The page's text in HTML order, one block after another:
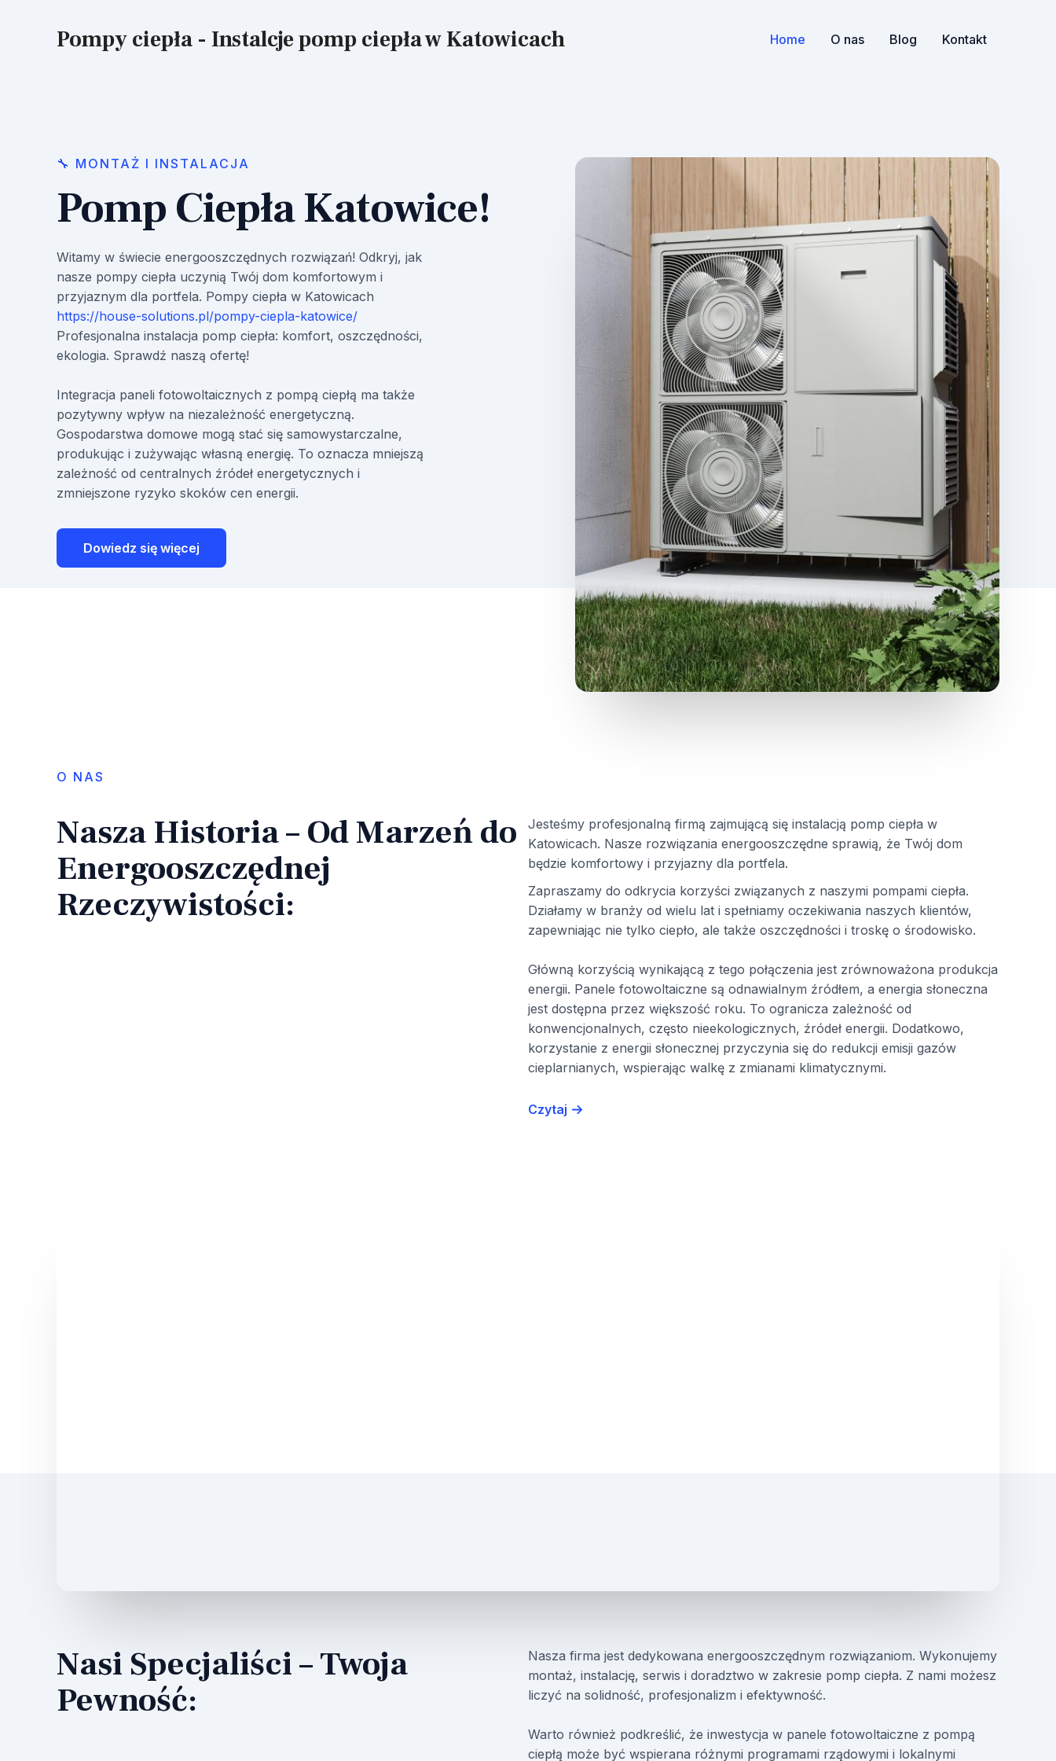
Pompy ciepła - Instalcje pomp ciepła w Katowicach Home O nas Blog Kontakt
🔧 MONTAŻ I INSTALACJA
Pomp Ciepła Katowice!
Witamy w świecie energooszczędnych rozwiązań! Odkryj, jak
nasze pompy ciepła uczynią Twój dom komfortowym i
przyjaznym dla portfela. Pompy ciepła w Katowicach
https://house-solutions.pl/pompy-ciepla-katowice/
Profesjonalna instalacja pomp ciepła: komfort, oszczędności,
ekologia. Sprawdź naszą ofertę!
Integracja paneli fotowoltaicznych z pompą ciepłą ma także
pozytywny wpływ na niezależność energetyczną.
Gospodarstwa domowe mogą stać się samowystarczalne,
produkując i zużywając własną energię. To oznacza mniejszą
zależność od centralnych źródeł energetycznych i
zmniejszone ryzyko skoków cen energii.
Dowiedz się więcej
O NAS
Nasza Historia – Od Marzeń do
Energooszczędnej
Rzeczywistości:
Jesteśmy profesjonalną firmą zajmującą się instalacją pomp ciepła w
Katowicach. Nasze rozwiązania energooszczędne sprawią, że Twój dom
będzie komfortowy i przyjazny dla portfela.
Zapraszamy do odkrycia korzyści związanych z naszymi pompami ciepła.
Działamy w branży od wielu lat i spełniamy oczekiwania naszych klientów,
zapewniając nie tylko ciepło, ale także oszczędności i troskę o środowisko.
Główną korzyścią wynikającą z tego połączenia jest zrównoważona produkcja
energii. Panele fotowoltaiczne są odnawialnym źródłem, a energia słoneczna
jest dostępna przez większość roku. To ogranicza zależność od
konwencjonalnych, często nieekologicznych, źródeł energii. Dodatkowo,
korzystanie z energii słonecznej przyczynia się do redukcji emisji gazów
cieplarnianych, wspierając walkę z zmianami klimatycznymi.
Czytaj
Nasi Specjaliści – Twoja
Pewność:
Nasza firma jest dedykowana energooszczędnym rozwiązaniom. Wykonujemy
montaż, instalację, serwis i doradztwo w zakresie pomp ciepła. Z nami możesz
liczyć na solidność, profesjonalizm i efektywność.
Warto również podkreślić, że inwestycja w panele fotowoltaiczne z pompą
ciepłą może być wspierana różnymi programami rządowymi i lokalnymi